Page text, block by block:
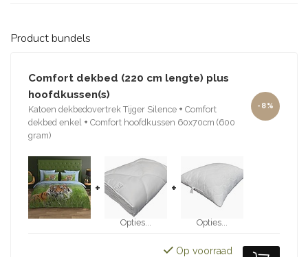
Product bundels
Comfort dekbed (220 cm lengte) plus
hoofdkussen(s)
Katoen dekbedovertrek Tijger Silence + Comfort
dekbed enkel + Comfort hoofdkussen 60x70cm (600
gram)
-8%
+
Opties...
+
Opties...
Op voorraad